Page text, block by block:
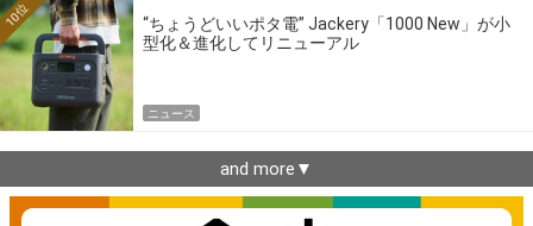
“ちょうどいいポタ電” Jackery「1000 New」が小
型化＆進化してリニューアル
10位
ニュース
and more▼